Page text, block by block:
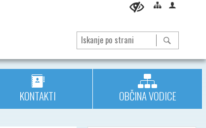
KONTAKTI OBČINA VODICE